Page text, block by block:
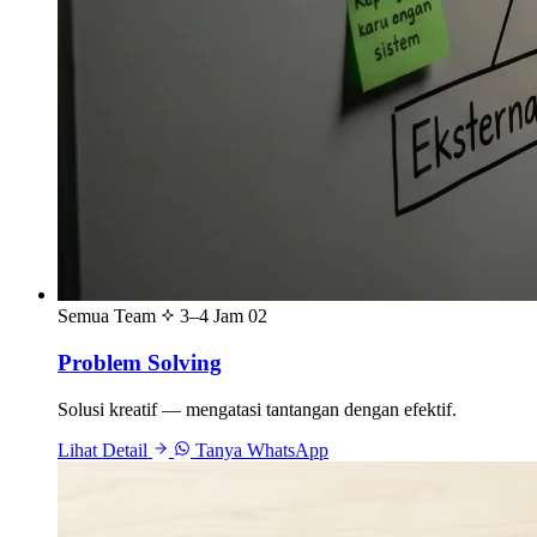
Semua Team 3–4 Jam 02
Problem Solving
Solusi kreatif — mengatasi tantangan dengan efektif.
Lihat Detail
Tanya WhatsApp